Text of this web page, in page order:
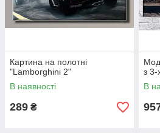
Картина на полотні
"Lamborghini 2"
В наявності
289 ₴
з 3-
В